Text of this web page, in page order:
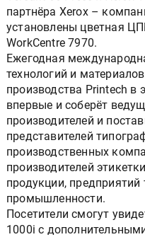
партнёра Xerox –
установлены цветная
WorkCentre 7970.
Ежегодная
технологий и
производства Printech в
впервые и соберёт
производителей и
представителей
производственных
производителей
продукции,
промышленности.
Посетители смогут
1000i с